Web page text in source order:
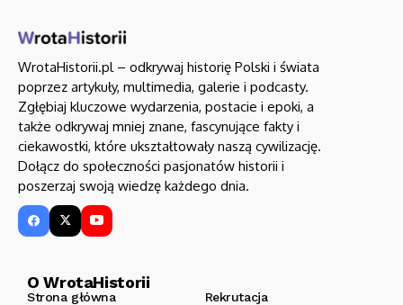
WrotaHistorii.pl – odkrywaj historię Polski i świata
poprzez artykuły, multimedia, galerie i podcasty.
Zgłębiaj kluczowe wydarzenia, postacie i epoki, a
także odkrywaj mniej znane, fascynujące fakty i
ciekawostki, które ukształtowały naszą cywilizację.
Dołącz do społeczności pasjonatów historii i
poszerzaj swoją wiedzę każdego dnia.
O WrotaHistorii
Strona główna
Rekrutacja